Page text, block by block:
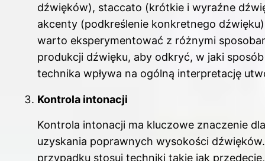
dźwięków), staccato (krótkie i wyraźne
akcenty (podkreślenie konkretnego
warto eksperymentować z różnymi
produkcji dźwięku, aby odkryć, w jaki
technika wpływa na ogólną interpretację
Kontrola intonacji
Kontrola intonacji ma kluczowe znaczenie dla
uzyskania poprawnych wysokości
przypadku stosuj techniki takie jak